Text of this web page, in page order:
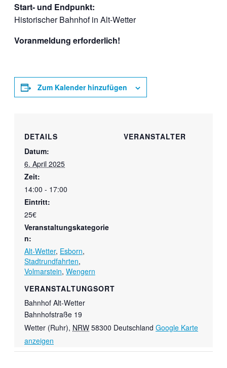
Start- und Endpunkt:
Historischer Bahnhof in Alt-Wetter
Voranmeldung erforderlich!
Zum Kalender hinzufügen
DETAILS
Datum:
6. April 2025
Zeit:
14:00 - 17:00
Eintritt:
25€
Veranstaltungskategorie
n:
Alt-Wetter, Esborn,
Stadtrundfahrten,
Volmarstein, Wengern
VERANSTALTUNGSORT
Bahnhof Alt-Wetter
Bahnhofstraße 19
Wetter (Ruhr), NRW 58300 Deutschland Google Karte
anzeigen
VERANSTALTER